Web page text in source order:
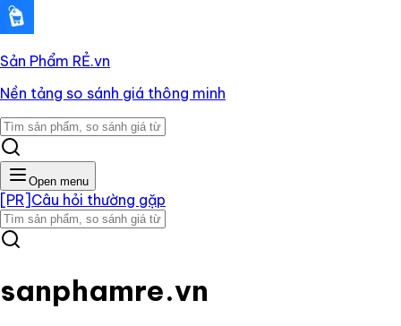
Sản Phẩm RẺ.vn
Nền tảng so sánh giá thông minh
Open menu
[PR] Câu hỏi thường gặp
sanphamre.vn